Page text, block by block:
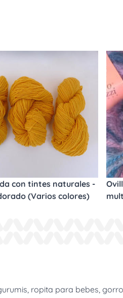
con tintes naturales -
(Varios colores)
ropita para bebes,